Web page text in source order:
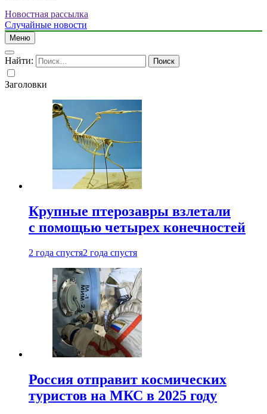
Новостная рассылка
Случайные новости
Меню
Найти:
Заголовки
Крупные птерозавры взлетали
с помощью четырех конечностей
2 года спустя2 года спустя
Россия отправит космических
туристов на МКС в 2025 году